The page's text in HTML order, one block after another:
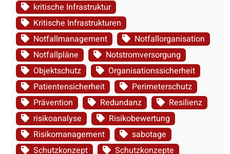
kritische Infrastruktur
Kritische Infrastrukturen
Notfallmanagement
Notfallorganisation
Notfallpläne
Notstromversorgung
Objektschutz
Organisationssicherheit
Patientensicherheit
Perimeterschutz
Prävention
Redundanz
Resilienz
risikoanalyse
Risikobewertung
Risikomanagement
sabotage
Schutzkonzept
Schutzkonzepte